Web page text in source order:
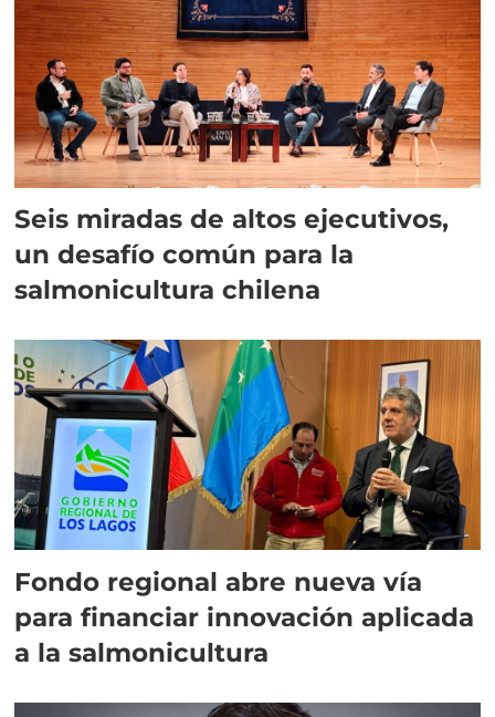
Seis miradas de altos ejecutivos,
un desafío común para la
salmonicultura chilena
Fondo regional abre nueva vía
para financiar innovación aplicada
a la salmonicultura